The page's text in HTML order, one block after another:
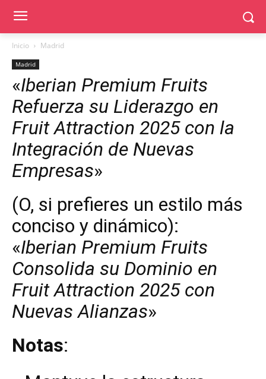
Inicio Madrid
Madrid
«Iberian Premium Fruits
Refuerza su Liderazgo en
Fruit Attraction 2025 con la
Integración de Nuevas
Empresas»
(O, si prefieres un estilo más
conciso y dinámico):
«Iberian Premium Fruits
Consolida su Dominio en
Fruit Attraction 2025 con
Nuevas Alianzas»
Notas: